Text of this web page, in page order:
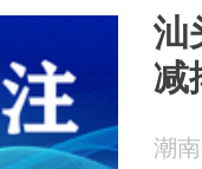
汕
减
潮